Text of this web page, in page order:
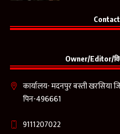
Owner/Editor/
कार्यालय- मदनपुर बस्ती खरसिया
पिन-496661
9111207022